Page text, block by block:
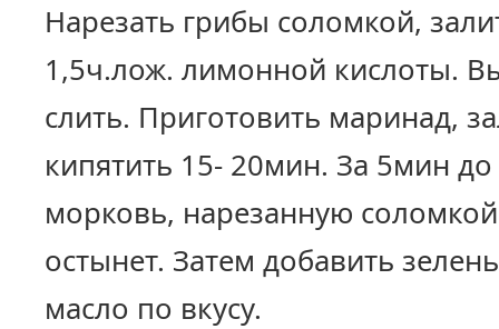
Нарезать грибы соломкой,
1,5ч.лож. лимонной кислоты.
слить. Приготовить маринад,
кипятить 15- 20мин. За 5мин
морковь, нарезанную
остынет. Затем добавить
масло по вкусу.